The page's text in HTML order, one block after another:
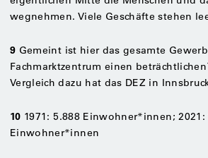
wegnehmen. Viele Geschäfte stehen
9 Gemeint ist hier das gesamte
Fachmarktzentrum einen
Vergleich dazu hat das DEZ in
10 1971: 5.888 Einwohner*innen; 2021:
Einwohner*innen